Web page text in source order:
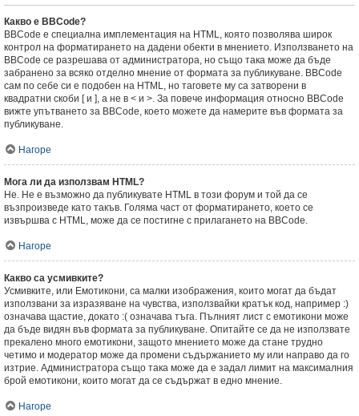
Какво е BBCode?
BBCode е специална имплементация на HTML, която позволява широк
контрол на форматирането на дадени обекти в мнението. Използването на
BBCode се разрешава от администратора, но също така може да бъде
забранено за всяко отделно мнение от формата за публикуване. BBCode
сам по себе си е подобен на HTML, но таговете му са затворени в
квадратни скоби [ и ], а не в < и >. За повече информация относно BBCode
вижте упътването за BBCode, което можете да намерите във формата за
публикуване.
Нагоре
Мога ли да използвам HTML?
Не. Не е възможно да публикувате HTML в този форум и той да се
възпроизведе като такъв. Голяма част от форматирането, което се
извършва с HTML, може да се постигне с прилагането на BBCode.
Нагоре
Какво са усмивките?
Усмивките, или Емотикони, са малки изображения, които могат да бъдат
използвани за изразяване на чувства, използвайки кратък код, например :)
означава щастие, докато :( означава тъга. Пълният лист с емотикони може
да бъде видян във формата за публикуване. Опитайте се да не използвате
прекалено много емотикони, защото мнението може да стане трудно
четимо и модератор може да промени съдържанието му или направо да го
изтрие. Администратора също така може да е задал лимит на максималния
брой емотикони, които могат да се съдържат в едно мнение.
Нагоре